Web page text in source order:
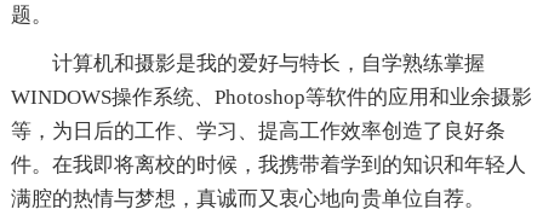
题。
计算机和摄影是我的爱好与特长，自学熟练掌握
WINDOWS操作系统、Photoshop等软件的应用和业余摄影
等，为日后的工作、学习、提高工作效率创造了良好条
件。在我即将离校的时候，我携带着学到的知识和年轻人
满腔的热情与梦想，真诚而又衷心地向贵单位自荐。